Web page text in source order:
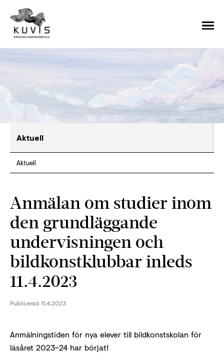
Aktuell
Aktuell
Anmälan om studier inom
den grundläggande
undervisningen och
bildkonstklubbar inleds
11.4.2023
Publicerad 11.4.2023
Anmälningstiden för nya elever till bildkonstskolan för
läsåret 2023–24 har börjat!